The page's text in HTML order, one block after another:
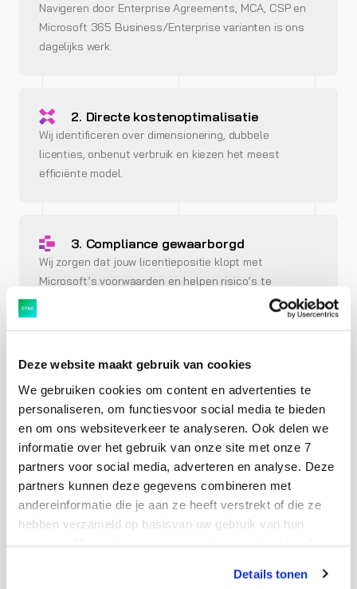
Deze website maakt gebruik van cookies
We gebruiken cookies om content en advertenties te
personaliseren, om functiesvoor social media te bieden
en om ons websiteverkeer te analyseren. Ook delen we
informatie over het gebruik van onze site met onze 7
partners voor social media, adverteren en analyse. Deze
partners kunnen deze gegevens combineren met
andereinformatie die je aan ze heeft verstrekt of die ze
hebben verzameld op basisvan uw gebruik van hun
aanpassen via de CO-knop linksonder. Lees meer over
Details tonen
Navigeren door Enterprise Agreements, MCA, CSP en
Microsoft 365 Business/Enterprise varianten is ons
dagelijks werk.
2. Directe kostenoptimalisatie
Wij identificeren over dimensionering, dubbele
licenties, onbenut verbruik en kiezen het meest
efficiënte model.
3. Compliance gewaarborgd
Wij zorgen dat jouw licentiepositie klopt met
Microsoft’s voorwaarden en helpen risico’s te
4. Strategische begeleiding
Van cloudtransities tot hybride scenario’s: je krijgt
advies dat past bij jouw organisatie en roadmap.
Jouw Microsoft Azure
licentiepartner